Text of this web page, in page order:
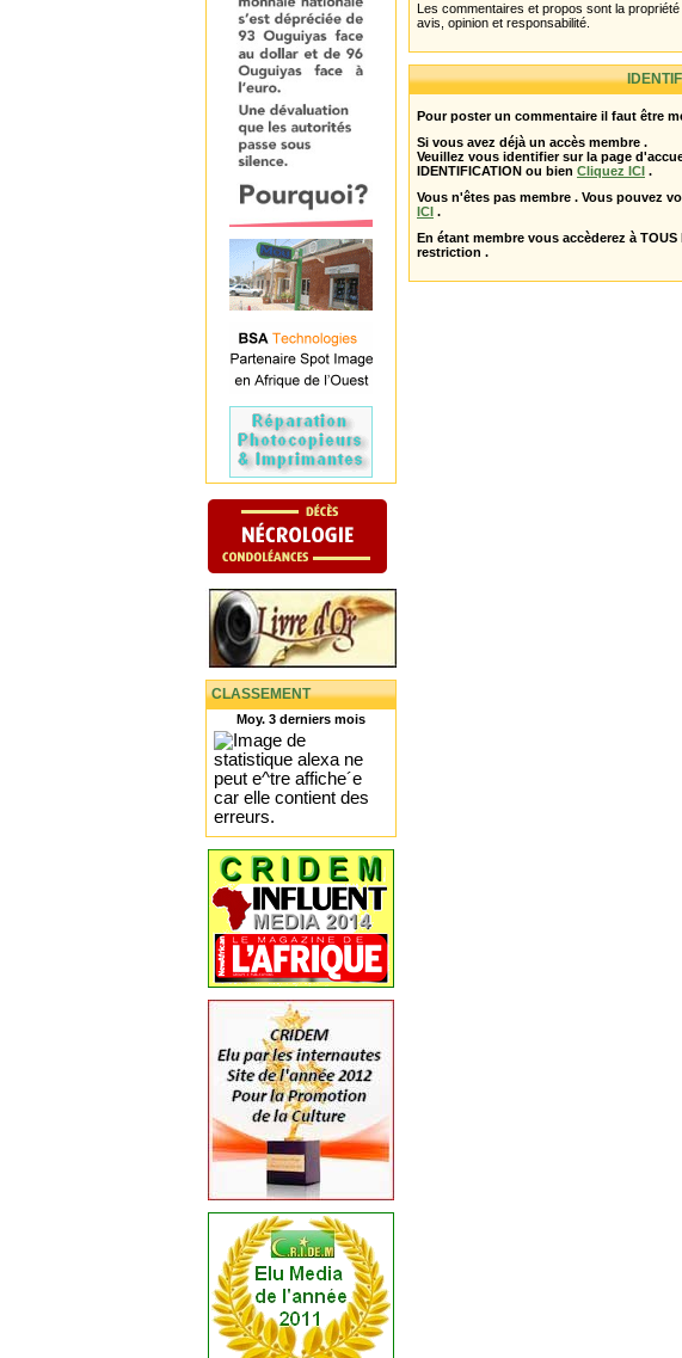
CLASSEMENT
Moy. 3 derniers mois
Les commentaires et propos sont la
avis, opinion et responsabilité.
Pour poster un commentaire il faut être
Si vous avez déjà un accès membre .
Veuillez vous identifier sur la page
IDENTIFICATION ou bien Cliquez ICI .
Vous n'êtes pas membre . Vous pouvez
ICI .
En étant membre vous accèderez à
restriction .